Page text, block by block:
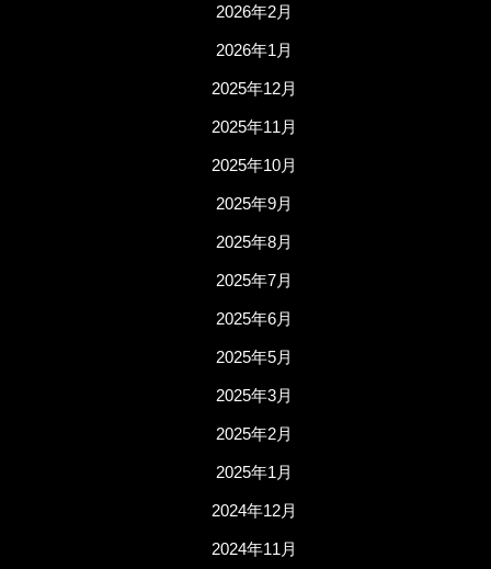
2026年2月
2026年1月
2025年12月
2025年11月
2025年10月
2025年9月
2025年8月
2025年7月
2025年6月
2025年5月
2025年3月
2025年2月
2025年1月
2024年12月
2024年11月